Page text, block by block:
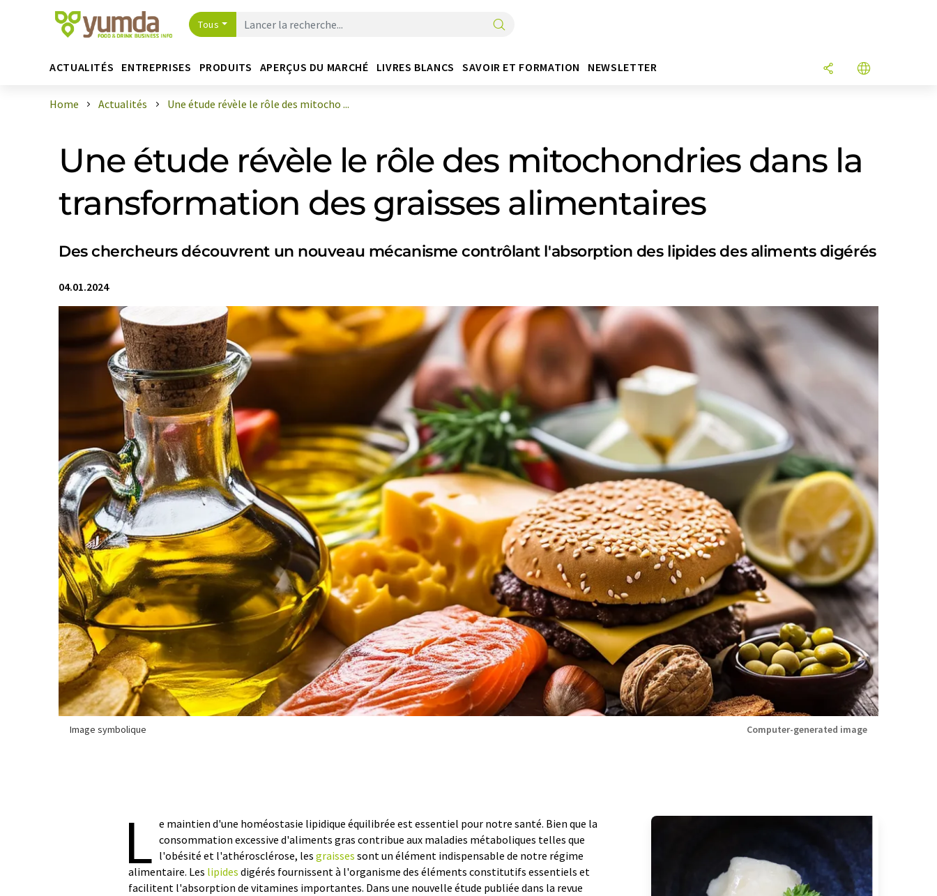
Tous
ACTUALITÉS ENTREPRISES PRODUITS APERÇUS DU MARCHÉ LIVRES BLANCS SAVOIR ET FORMATION NEWSLETTER
Home Actualités Une étude révèle le rôle des mitocho ...
Une étude révèle le rôle des mitochondries dans la
transformation des graisses alimentaires
Des chercheurs découvrent un nouveau mécanisme contrôlant l'absorption des lipides des aliments digérés
04.01.2024
Image symbolique Computer-generated image
L e maintien d'une homéostasie lipidique équilibrée est essentiel pour notre santé. Bien que la
consommation excessive d'aliments gras contribue aux maladies métaboliques telles que
l'obésité et l'athérosclérose, les graisses sont un élément indispensable de notre régime
alimentaire. Les lipides digérés fournissent à l'organisme des éléments constitutifs essentiels et
facilitent l'absorption de vitamines importantes. Dans une nouvelle étude publiée dans la revue